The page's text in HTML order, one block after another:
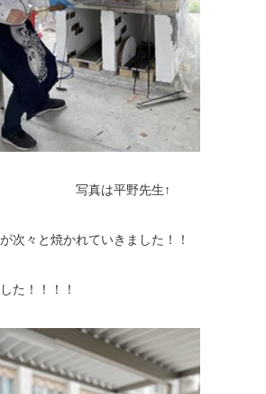
野先生↑
次々と焼かれていきました！！
た！！！！